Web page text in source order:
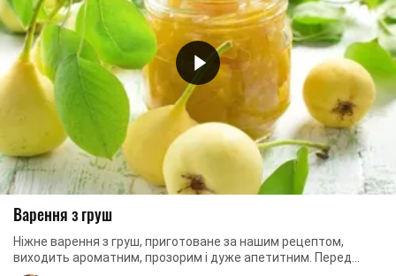
Варення з груш
Ніжне варення з груш, приготоване за нашим рецептом,
виходить ароматним, прозорим і дуже апетитним. Перед